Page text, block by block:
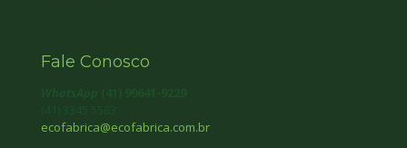
Fale Conosco
ecofabrica@ecofabrica.com.br